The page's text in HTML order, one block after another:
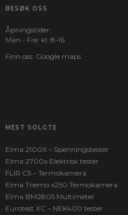
BESØK OSS
Åpningstider:
Man - Fre: kl. 8-16
Finn oss: Google maps
MEST SOLGTE
Elma 2100X – Spenningstester
Elma 2700x Elektrisk tester
FLIR C5 – Termokamera
Elma Themo x250 Termokamera
Elma BM2805 Multimeter
Eurotest XC – NEK400 tester